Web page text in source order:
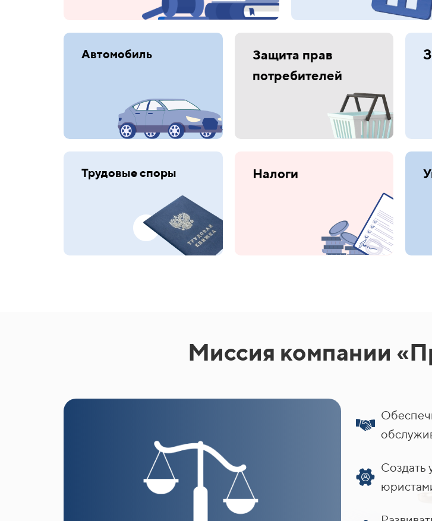
Автомобиль
Защита прав
потребителей
Трудовые споры Налоги
Миссия компании
Создать